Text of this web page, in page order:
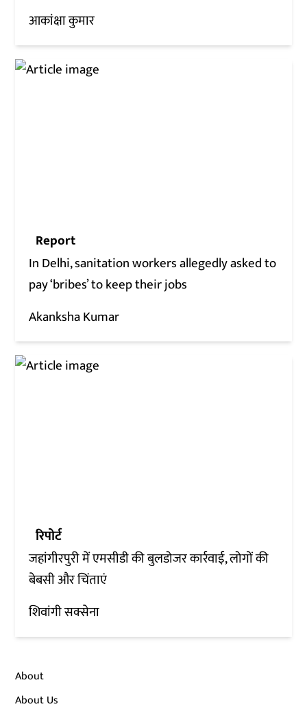
आकांक्षा कुमार
Report
In Delhi, sanitation workers allegedly asked to
pay ‘bribes’ to keep their jobs
Akanksha Kumar
रिपोर्ट
जहांगीरपुरी में एमसीडी की बुलडोजर कार्रवाई, लोगों की
बेबसी और चिंताएं
शिवांगी सक्सेना
About
About Us